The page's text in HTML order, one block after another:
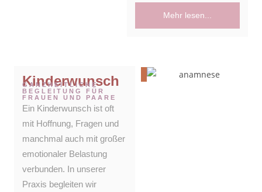
Mehr lesen...
Kinderwunsch
GANZHEITLICHE
BEGLEITUNG FÜR
FRAUEN UND PAARE
Ein Kinderwunsch ist oft
mit Hoffnung, Fragen und
manchmal auch mit großer
emotionaler Belastung
verbunden. In unserer
Praxis begleiten wir